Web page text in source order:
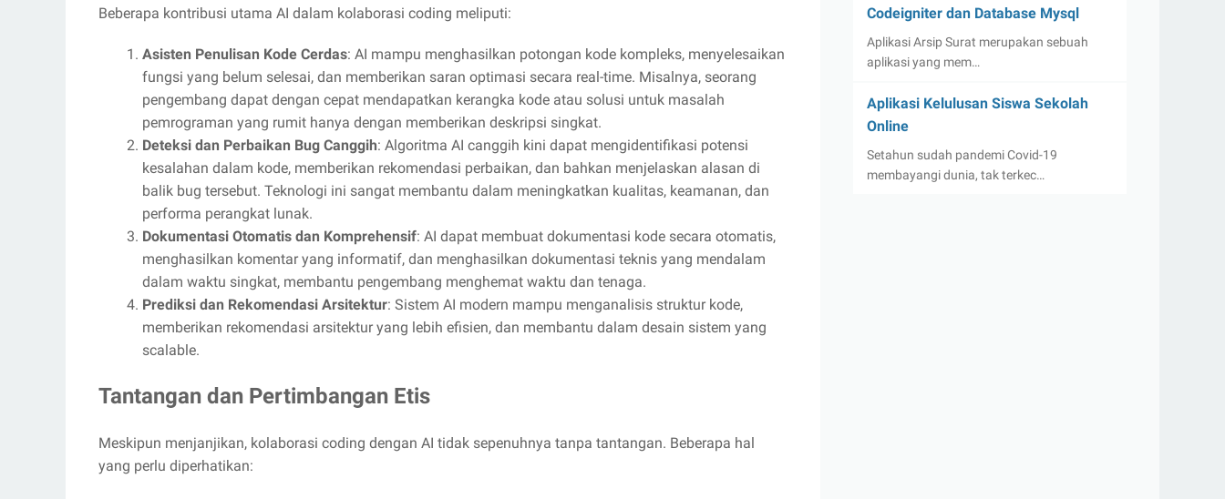
Beberapa kontribusi utama AI dalam kolaborasi coding meliputi:
Asisten Penulisan Kode Cerdas: AI mampu menghasilkan potongan kode kompleks, menyelesaikan
fungsi yang belum selesai, dan memberikan saran optimasi secara real-time. Misalnya, seorang
pengembang dapat dengan cepat mendapatkan kerangka kode atau solusi untuk masalah
pemrograman yang rumit hanya dengan memberikan deskripsi singkat.
Deteksi dan Perbaikan Bug Canggih: Algoritma AI canggih kini dapat mengidentifikasi potensi
kesalahan dalam kode, memberikan rekomendasi perbaikan, dan bahkan menjelaskan alasan di
balik bug tersebut. Teknologi ini sangat membantu dalam meningkatkan kualitas, keamanan, dan
performa perangkat lunak.
Dokumentasi Otomatis dan Komprehensif: AI dapat membuat dokumentasi kode secara otomatis,
menghasilkan komentar yang informatif, dan menghasilkan dokumentasi teknis yang mendalam
dalam waktu singkat, membantu pengembang menghemat waktu dan tenaga.
Prediksi dan Rekomendasi Arsitektur: Sistem AI modern mampu menganalisis struktur kode,
memberikan rekomendasi arsitektur yang lebih efisien, dan membantu dalam desain sistem yang
scalable.
Tantangan dan Pertimbangan Etis
Meskipun menjanjikan, kolaborasi coding dengan AI tidak sepenuhnya tanpa tantangan. Beberapa hal
yang perlu diperhatikan:
Codeigniter dan Database Mysql
Aplikasi Arsip Surat merupakan sebuah
aplikasi yang mem…
Aplikasi Kelulusan Siswa Sekolah
Online
Setahun sudah pandemi Covid-19
membayangi dunia, tak terkec…